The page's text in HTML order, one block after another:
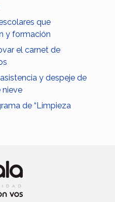
que
y formación
el carnet de
y despeje de
nieve
de “Limpieza